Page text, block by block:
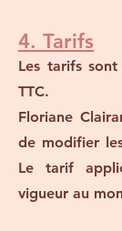
4. Tarifs
Les tarifs
TTC.
Floriane
de modifier
Le tarif
vigueur au